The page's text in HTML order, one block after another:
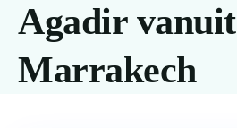
Agadir vanuit
Marrakech